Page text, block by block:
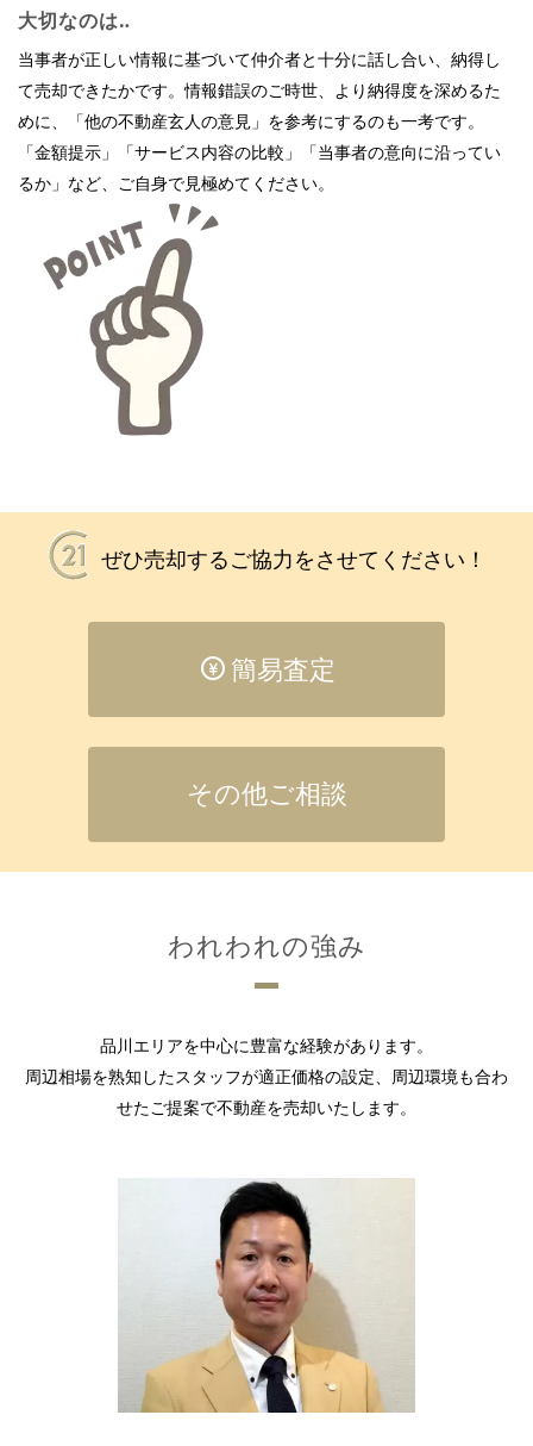
大切なのは‥
当事者が正しい情報に基づいて仲介者と十分に話し合い、納得し
て売却できたかです。情報錯誤のご時世、より納得度を深めるた
めに、「他の不動産玄人の意見」を参考にするのも一考です。
「金額提示」「サービス内容の比較」「当事者の意向に沿ってい
るか」など、ご自身で見極めてください。
ぜひ売却するご協力をさせてください！
簡易査定
その他ご相談
われわれの強み
品川エリアを中心に豊富な経験があります。
周辺相場を熟知したスタッフが適正価格の設定、周辺環境も合わ
せたご提案で不動産を売却いたします。